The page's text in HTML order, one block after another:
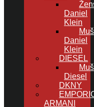
Daniel
Klein
Daniel
Klein
DIESEL
Diesel
DKNY
ARMANI